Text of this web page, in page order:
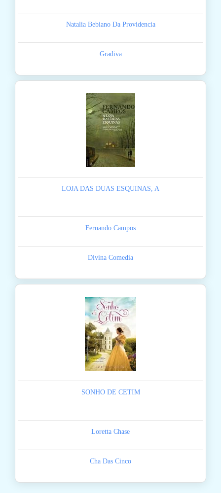
Natalia Bebiano Da Providencia
Gradiva
LOJA DAS DUAS ESQUINAS, A
Fernando Campos
Divina Comedia
SONHO DE CETIM
Loretta Chase
Cha Das Cinco